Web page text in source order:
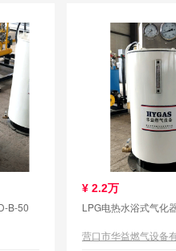
B-50
¥ 2.2万
LPG电热水浴式气化